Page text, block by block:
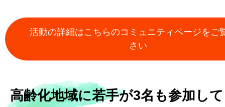
活動の詳細はこちらのコミュニティページをご
さい
高齢化地域に若手が3名も参加し